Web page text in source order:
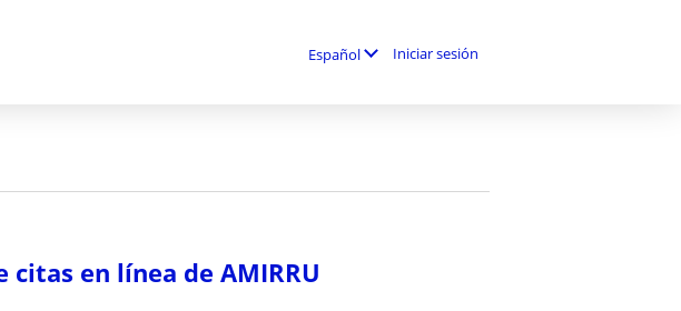
Español Iniciar sesión
citas en línea de AMIRRU